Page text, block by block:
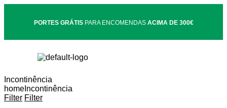
PORTES GRÁTISPARA ENCOMENDAS ACIMA DE 300€
Incontinência
home Incontinência
Filter Filter